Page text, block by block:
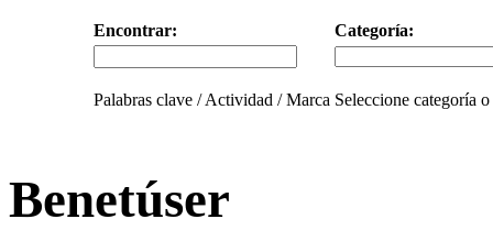
Encontrar: Categoría:
Palabras clave / Actividad / Marca Seleccione categoría
Benetúser